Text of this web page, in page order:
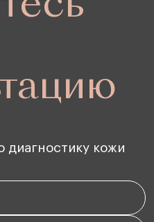
диагностику кожи